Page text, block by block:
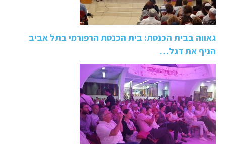
גאווה בבית הכנסת: בית הכנסת הרפורמי בתל אביב
הניף את דגל…